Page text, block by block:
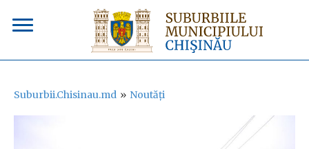
Suburbii.Chisinau.md » Noutăți